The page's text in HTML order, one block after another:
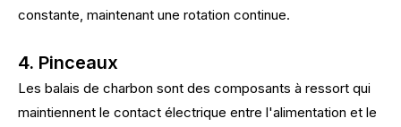
constante, maintenant une rotation continue.
4. Pinceaux
Les balais de charbon sont des composants à ressort qui
maintiennent le contact électrique entre l'alimentation et le